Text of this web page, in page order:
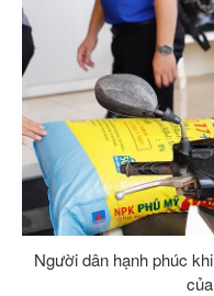
Người dân hạnh phúc